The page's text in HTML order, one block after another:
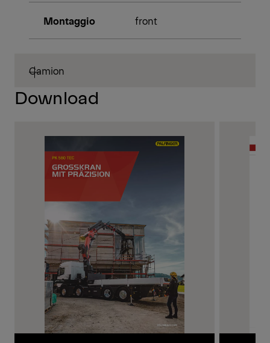
Montaggio front
Camion
Download